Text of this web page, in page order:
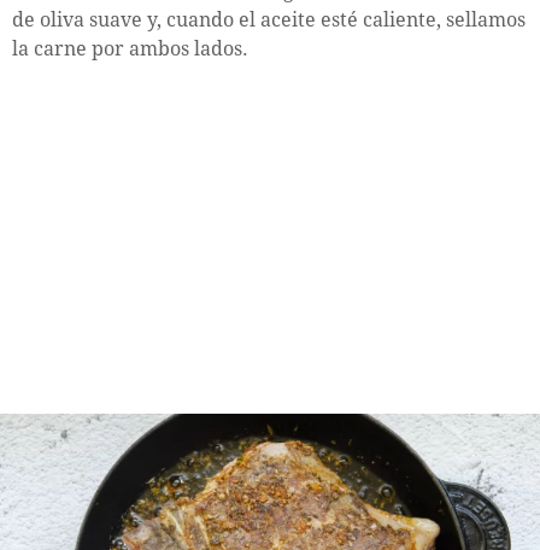
de oliva suave y, cuando el aceite esté caliente, sellamos
la carne por ambos lados.